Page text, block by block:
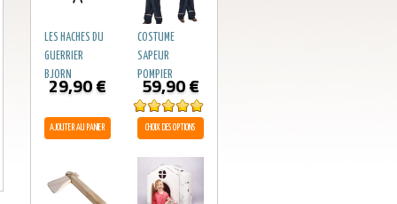
LES HACHES DU
GUERRIER
BJORN
29,90€
AJOUTER AU PANIER
COSTUME
SAPEUR
POMPIER
Note5.00
sur 5
59,90€
CHOIX DES OPTIONS